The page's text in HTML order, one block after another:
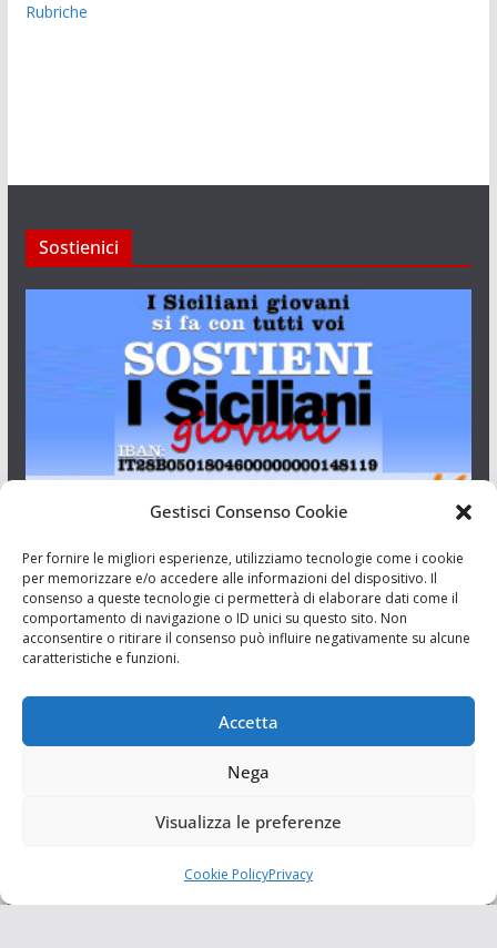
Gestisci Consenso Cookie
Per fornire le migliori esperienze, utilizziamo tecnologie come i cookie
per memorizzare e/o accedere alle informazioni del dispositivo. Il
consenso a queste tecnologie ci permetterà di elaborare dati come il
comportamento di navigazione o ID unici su questo sito. Non
acconsentire o ritirare il consenso può influire negativamente su alcune
caratteristiche e funzioni.
Accetta
Nega
Visualizza le preferenze
Cookie PolicyPrivacy
Rubriche
Sostienici
Aut. del tribunale di Catania n.23/2011 del 20/09/2011 Dir.
Resp. Riccardo Orioles.
Associazione Culturale I Siciliani Giovani
via Randazzo 27 Catania
I Siciliani Giovani. Tutti i diritti riservati.
Tema:ColorMagdi ThemeGrill. Powered byWordPress.